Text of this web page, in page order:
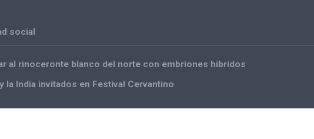
social
al rinoceronte blanco del norte con embriones híbridos
la India invitados en Festival Cervantino